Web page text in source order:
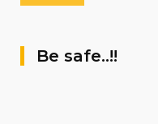
Be safe..!!